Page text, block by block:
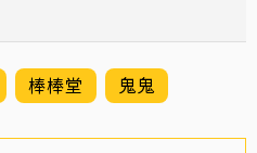
棒棒堂 鬼鬼